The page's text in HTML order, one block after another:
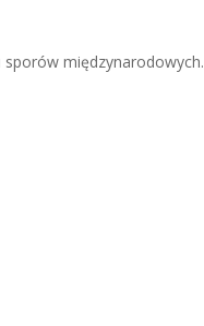
międzynarodowych.